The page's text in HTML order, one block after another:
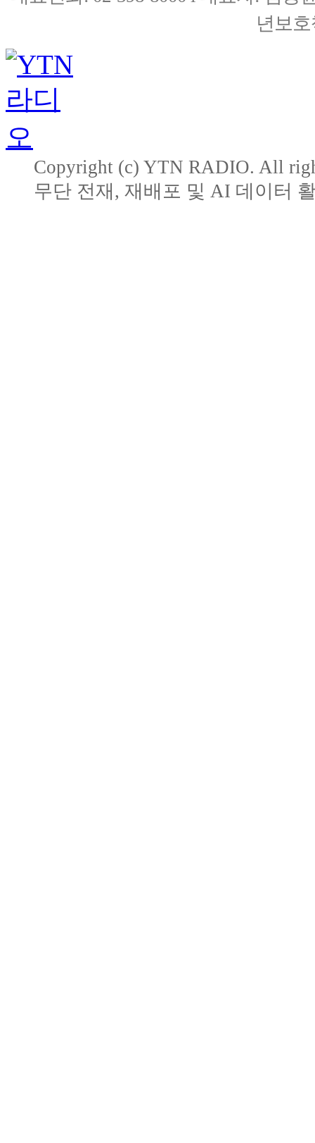
년보
Copyright (c) YTN RADIO. All
무단 전재, 재배포 및 AI 데이터